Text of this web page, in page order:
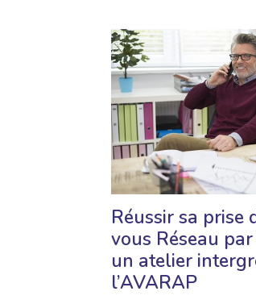
Réussir sa prise
vous Réseau
un atelier
l’AVARAP